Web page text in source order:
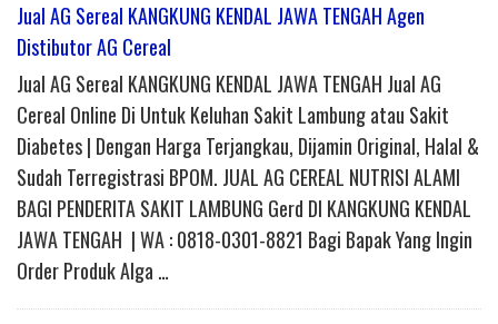
Jual AG Sereal KANGKUNG KENDAL JAWA TENGAH Agen
Distibutor AG Cereal
Jual AG Sereal KANGKUNG KENDAL JAWA TENGAH Jual AG
Cereal Online Di Untuk Keluhan Sakit Lambung atau Sakit
Diabetes | Dengan Harga Terjangkau, Dijamin Original, Halal &
Sudah Terregistrasi BPOM. JUAL AG CEREAL NUTRISI ALAMI
BAGI PENDERITA SAKIT LAMBUNG Gerd DI KANGKUNG KENDAL
JAWA TENGAH | WA : 0818-0301-8821 Bagi Bapak Yang Ingin
Order Produk Alga …